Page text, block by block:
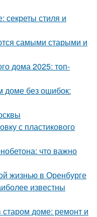
секреты стиля и
самыми старыми и
дома 2025: топ-
доме без ошибок:
с пластикового
что важно
жизнью в Оренбурге
известны
доме: ремонт и